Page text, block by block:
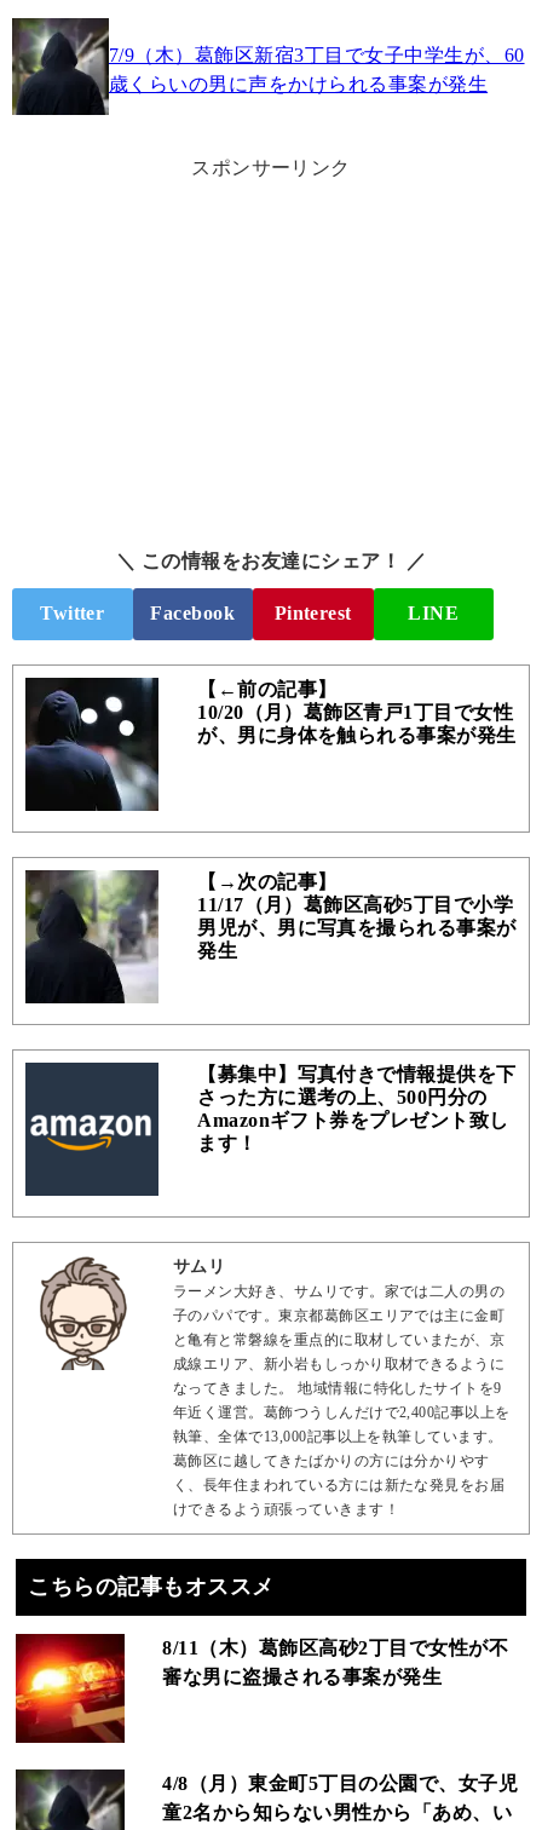
7/9（木）葛飾区新宿3丁目で女子中学生が、60
歳くらいの男に声をかけられる事案が発生
スポンサーリンク
＼ この情報をお友達にシェア！ ／
Twitter Facebook Pinterest LINE
【←前の記事】
10/20（月）葛飾区青戸1丁目で女性
が、男に身体を触られる事案が発生
【→次の記事】
11/17（月）葛飾区高砂5丁目で小学
男児が、男に写真を撮られる事案が
発生
【募集中】写真付きで情報提供を下
さった方に選考の上、500円分の
Amazonギフト券をプレゼント致し
ます！
サムリ
ラーメン大好き、サムリです。家では二人の男の
子のパパです。東京都葛飾区エリアでは主に金町
と亀有と常磐線を重点的に取材していまたが、京
成線エリア、新小岩もしっかり取材できるように
なってきました。 地域情報に特化したサイトを9
年近く運営。葛飾つうしんだけで2,400記事以上を
執筆、全体で13,000記事以上を執筆しています。
葛飾区に越してきたばかりの方には分かりやす
く、長年住まわれている方には新たな発見をお届
けできるよう頑張っていきます！
こちらの記事もオススメ
8/11（木）葛飾区高砂2丁目で女性が不
審な男に盗撮される事案が発生
4/8（月）東金町5丁目の公園で、女子児
童2名から知らない男性から「あめ、い